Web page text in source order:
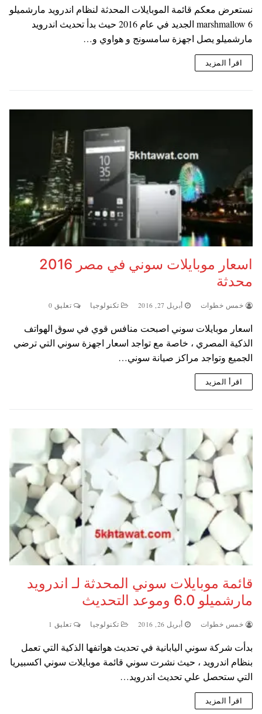
نستعرض معكم قائمة الموبايلات المحدثة لنظام اندرويد مارشميلو
6 marshmallow الجديد في عام 2016 حيث بدأ تحديث اندرويد
مارشميلو يصل اجهزة سامسونج و هواوي و…
اقرأ المزيد
اسعار موبايلات سوني في مصر 2016
محدثة
خمس خطوات أبريل 27, 2016 تكنولوجيا تعليق 0
اسعار موبايلات سوني اصبحت منافس قوي في سوق الهواتف
الذكية المصري ، خاصة مع تواجد اسعار اجهزة سوني التي ترضي
الجميع وتواجد مراكز صيانة سوني…
اقرأ المزيد
قائمة موبايلات سوني المحدثة لـ اندرويد
مارشميلو 6.0 وموعد التحديث
خمس خطوات أبريل 26, 2016 تكنولوجيا تعليق 1
بدأت شركة سوني اليابانية في تحديث هواتفها الذكية التي تعمل
بنظام اندرويد ، حيث نشرت سوني قائمة موبايلات سوني اكسبيريا
التي ستحصل علي تحديث اندرويد…
اقرأ المزيد